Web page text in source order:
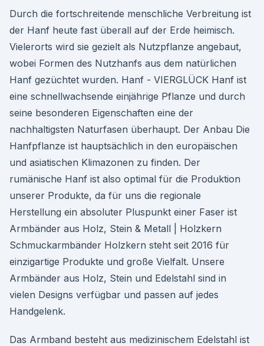
Durch die fortschreitende menschliche Verbreitung ist
der Hanf heute fast überall auf der Erde heimisch.
Vielerorts wird sie gezielt als Nutzpflanze angebaut,
wobei Formen des Nutzhanfs aus dem natürlichen
Hanf gezüchtet wurden. Hanf - VIERGLÜCK Hanf ist
eine schnellwachsende einjährige Pflanze und durch
seine besonderen Eigenschaften eine der
nachhaltigsten Naturfasen überhaupt. Der Anbau Die
Hanfpflanze ist hauptsächlich in den europäischen
und asiatischen Klimazonen zu finden. Der
rumänische Hanf ist also optimal für die Produktion
unserer Produkte, da für uns die regionale
Herstellung ein absoluter Pluspunkt einer Faser ist
Armbänder aus Holz, Stein & Metall | Holzkern
Schmuckarmbänder Holzkern steht seit 2016 für
einzigartige Produkte und große Vielfalt. Unsere
Armbänder aus Holz, Stein und Edelstahl sind in
vielen Designs verfügbar und passen auf jedes
Handgelenk.
Das Armband besteht aus medizinischem Edelstahl ist